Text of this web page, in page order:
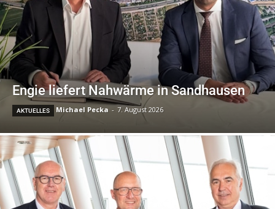
Engie liefert Nahwärme in Sandhausen
AKTUELLES Michael Pecka - 7. August 2026